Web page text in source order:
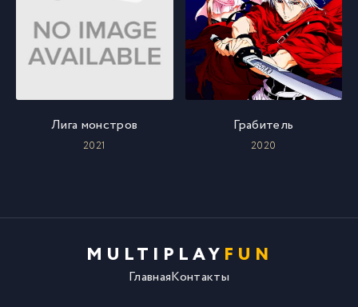
Лига монстров
2021
Грабитель
2020
MULTIPLAY FUN
ГлавнаяКонтакты